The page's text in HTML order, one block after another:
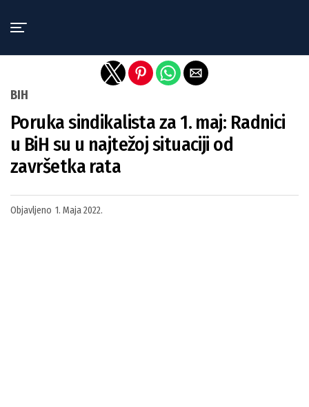
BIH
Poruka sindikalista za 1. maj: Radnici
u BiH su u najtežoj situaciji od
završetka rata
Objavljeno 1. Maja 2022.